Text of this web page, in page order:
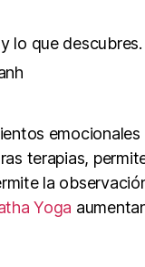
lo que descubres.
emocionales
terapias,
la
Yoga